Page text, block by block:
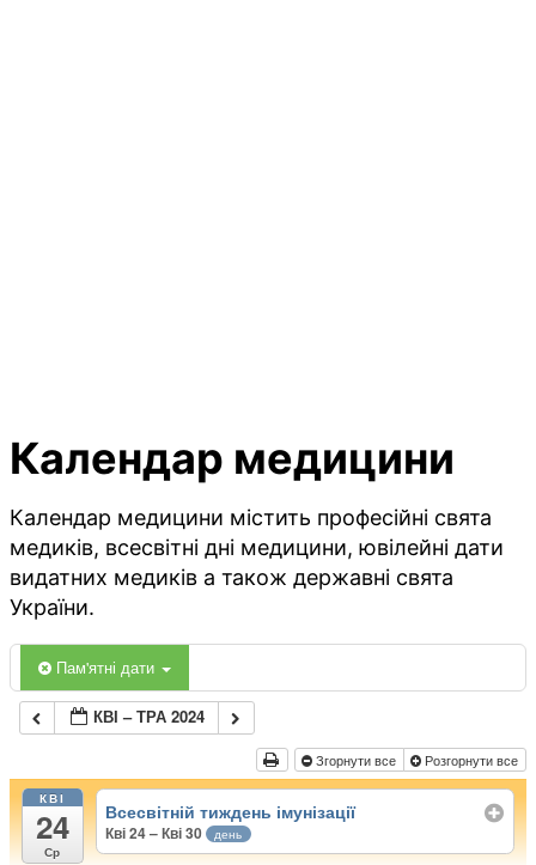
Календар медицини
Календар медицини містить професійні свята
медиків, всесвітні дні медицини, ювілейні дати
видатних медиків а також державні свята
України.
Пам'ятні дати
КВІ – ТРА 2024
Згорнути все Розгорнути все
КВІ
24
Ср
Всесвітній тиждень імунізації
Кві 24 – Кві 30 день